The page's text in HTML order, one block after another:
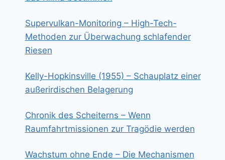
Supervulkan-Monitoring – High-Tech-
Methoden zur Überwachung schlafender
Riesen
Kelly-Hopkinsville (1955) – Schauplatz einer
außerirdischen Belagerung
Chronik des Scheiterns – Wenn
Raumfahrtmissionen zur Tragödie werden
Wachstum ohne Ende – Die Mechanismen